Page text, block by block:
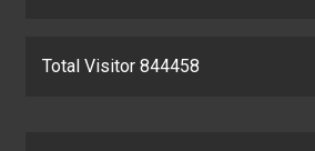
Total Visitor 844458